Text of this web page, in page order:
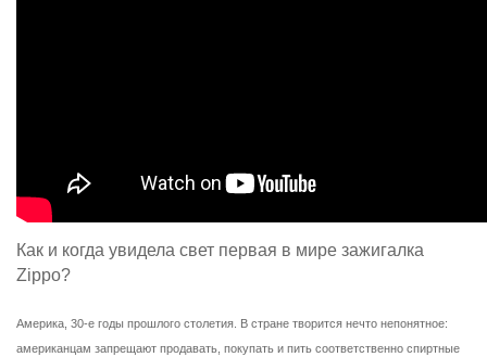
Как и когда увидела свет первая в мире зажигалка
Zippo?
Америка, 30-е годы прошлого столетия. В стране творится нечто непонятное:
американцам запрещают продавать, покупать и пить соответственно спиртные